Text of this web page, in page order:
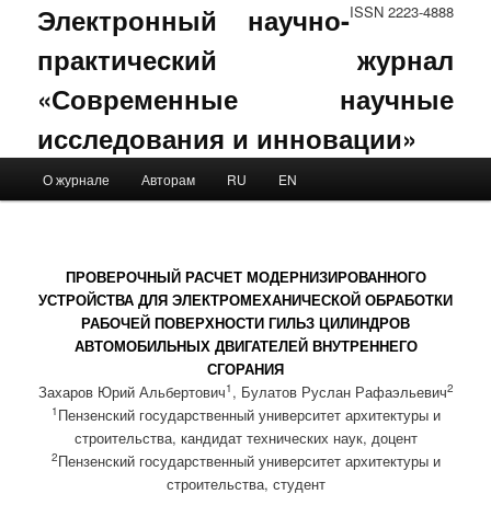
ISSN 2223-4888
Электронный научно-
практический журнал
«Современные научные
исследования и инновации»
Skip to primary content
Skip to secondary content
О журнале Авторам RU EN
ПРОВЕРОЧНЫЙ РАСЧЕТ МОДЕРНИЗИРОВАННОГО
УСТРОЙСТВА ДЛЯ ЭЛЕКТРОМЕХАНИЧЕСКОЙ ОБРАБОТКИ
РАБОЧЕЙ ПОВЕРХНОСТИ ГИЛЬЗ ЦИЛИНДРОВ
АВТОМОБИЛЬНЫХ ДВИГАТЕЛЕЙ ВНУТРЕННЕГО
СГОРАНИЯ
Захаров Юрий Альбертович1 , Булатов Руслан Рафаэльевич2
1 Пензенский государственный университет архитектуры и
строительства, кандидат технических наук, доцент
2Пензенский государственный университет архитектуры и
строительства, студент